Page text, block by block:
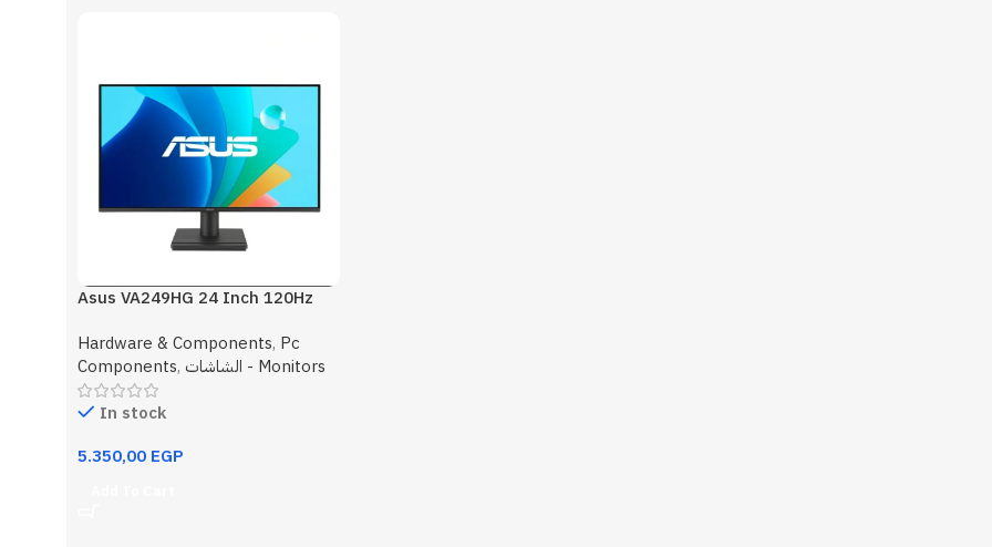
Asus VA249HG 24 Inch 120Hz
Hardware & Components, Pc
Components,
الشاشات - Monitors
In stock
5.350,00 EGP